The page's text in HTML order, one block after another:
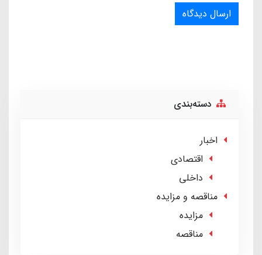
ارسال دیدگاه
دسته‌بندی
اخبار
اقتصادی
داخلی
مناقصه و مزایده
مزایده
مناقصه